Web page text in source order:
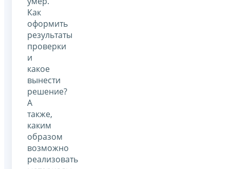
Как
оформить
результаты
проверки
и
какое
вынести
решение?
А
также,
каким
образом
возможно
реализовать